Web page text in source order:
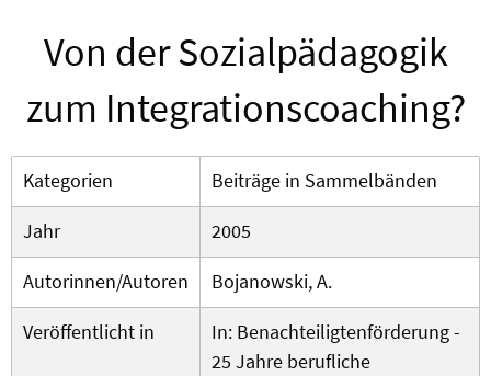
Von der Sozialpädagogik
zum Integrationscoaching?
Kategorien
Beiträge in Sammelbänden
Jahr
2005
Autorinnen/Autoren
Bojanowski, A.
Veröffentlicht in
In: Benachteiligtenförderung -
25 Jahre berufliche